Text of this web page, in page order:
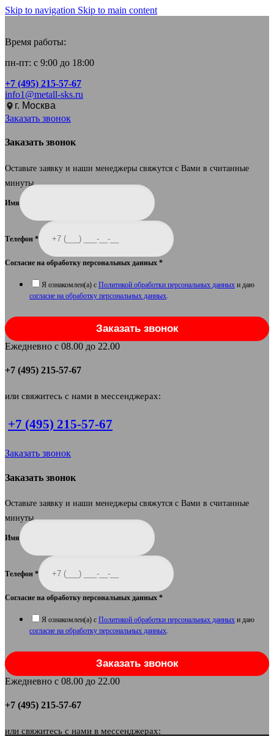
Skip to navigation Skip to main content
Время работы:
пн-пт: с 9:00 до 18:00
+7 (495) 215-57-67
info1@metall-sks.ru
г. Москва
Заказать звонок
Заказать звонок
Оставьте заявку и наши менеджеры свяжутся с Вами в считанные
минуты.
Имя
Телефон *
Согласие на обработку персональных данных *
Я ознакомлен(а) с Политикой обработки персональных данных и даю
согласие на обработку персональных данных
Заказать звонок
Ежедневно с 08.00 до 22.00
+7 (495) 215-57-67
или свяжитесь с нами в мессенджерах:
+7 (495) 215-57-67
Заказать звонок
Заказать звонок
Оставьте заявку и наши менеджеры свяжутся с Вами в считанные
минуты.
Имя
Телефон *
Согласие на обработку персональных данных *
Я ознакомлен(а) с Политикой обработки персональных данных и даю
согласие на обработку персональных данных.
Заказать звонок
Ежедневно с 08.00 до 22.00
+7 (495) 215-57-67
или свяжитесь с нами в мессенджерах: